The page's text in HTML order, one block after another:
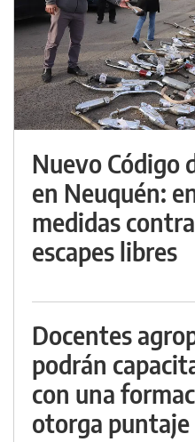
Nuevo Código
en Neuquén:
medidas
escapes libres
Docentes
podrán
con una
otorga puntaje